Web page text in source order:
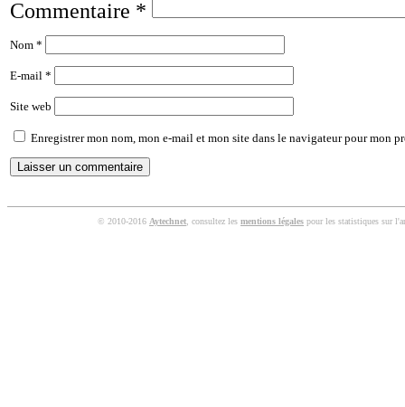
Commentaire *
Nom *
E-mail *
Site web
Enregistrer mon nom, mon e-mail et mon site dans le navigateur pour mon
© 2010-2016 Aytechnet , consultez les mentions légales pour les statistiques sur